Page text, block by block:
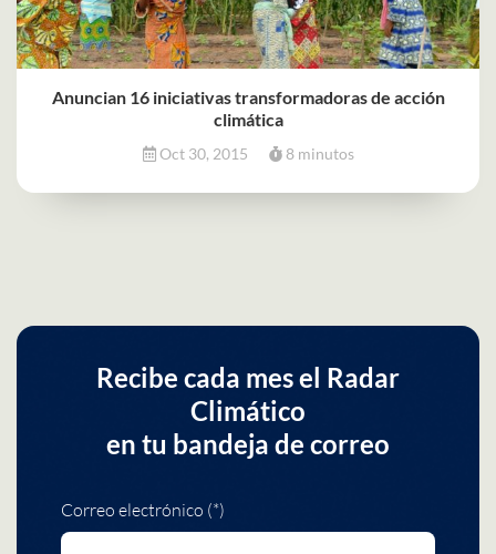
Anuncian 16 iniciativas transformadoras de acción
climática
Oct 30, 2015 8 minutos
Recibe cada mes el Radar
Climático
en tu bandeja de correo
Correo electrónico (*)